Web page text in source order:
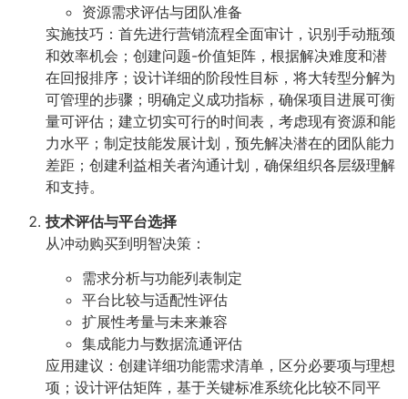
资源需求评估与团队准备
实施技巧：首先进行营销流程全面审计，识别手动瓶颈
和效率机会；创建问题-价值矩阵，根据解决难度和潜
在回报排序；设计详细的阶段性目标，将大转型分解为
可管理的步骤；明确定义成功指标，确保项目进展可衡
量可评估；建立切实可行的时间表，考虑现有资源和能
力水平；制定技能发展计划，预先解决潜在的团队能力
差距；创建利益相关者沟通计划，确保组织各层级理解
和支持。
技术评估与平台选择
从冲动购买到明智决策：
需求分析与功能列表制定
平台比较与适配性评估
扩展性考量与未来兼容
集成能力与数据流通评估
应用建议：创建详细功能需求清单，区分必要项与理想
项；设计评估矩阵，基于关键标准系统化比较不同平